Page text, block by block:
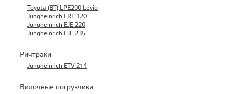
Toyota (BT) LPE200 Levio
Jungheinrich ERE 120
Jungheinrich EJE 220
Jungheinrich EJE 235
Ричтраки
Jungheinrich ETV 214
Вилочные погрузчики